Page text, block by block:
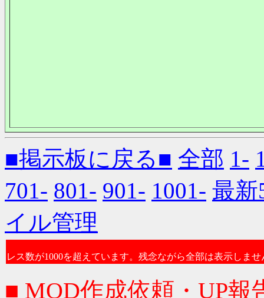
■掲示板に戻る■ 全部 1-
701- 801- 901- 1001- 最新
イル管理
レス数が1000を超えています。残念ながら全部は表示しませ
■ MOD作成依頼・UP報